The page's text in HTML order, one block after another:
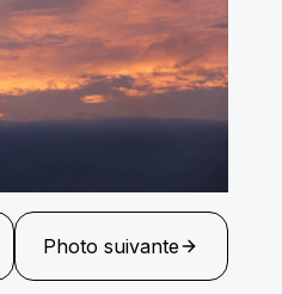
Photo suivante